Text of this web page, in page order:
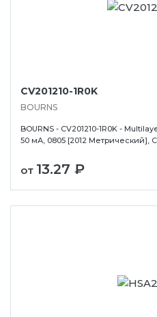
CV201210-1R0K
BOURNS
BOURNS - CV201210-1R0K -
50 мА, 0805 [2012 Метрический],
от 13.27 ₽